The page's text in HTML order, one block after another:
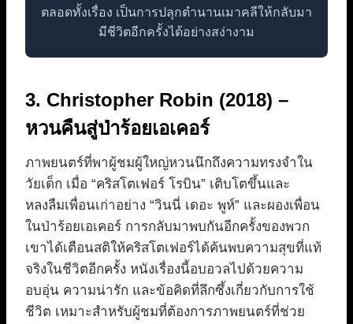
ตลอดทั้งเรื่อง เป็นการปลุกตำนานเมาคลีให้กลับมา
มีชีวิตอีกครั้งได้อย่างสง่างาม
3. Christopher Robin (2018) –
หวนคืนสู่ป่าร้อยเอเคอร์
ภาพยนตร์ที่พาผู้ชมผู้ใหญ่หวนนึกถึงความทรงจำใน
วัยเด็ก เมื่อ “คริสโตเฟอร์ โรบิน” เติบโตขึ้นและ
หลงลืมเพื่อนเก่าอย่าง “วินนี่ เดอะ พูห์” และผองเพื่อน
ในป่าร้อยเอเคอร์ การกลับมาพบกันอีกครั้งของพวก
เขาได้เตือนสติให้คริสโตเฟอร์ได้ค้นพบความสุขที่แท้
จริงในชีวิตอีกครั้ง หนังเรื่องนี้อบอวลไปด้วยความ
อบอุ่น ความน่ารัก และข้อคิดที่ลึกซึ้งเกี่ยวกับการใช้
ชีวิต เหมาะสำหรับผู้ชมที่ต้องการภาพยนตร์ที่ช่วย